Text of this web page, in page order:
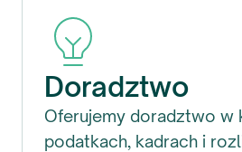
Doradztwo
Oferujemy doradztwo w
podatkach, kadrach i